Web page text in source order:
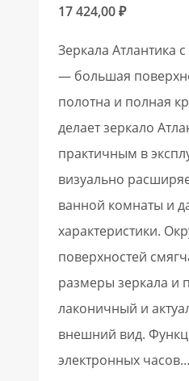
17 424,00₽
Зеркала Атлантика
— большая
полотна и полная
делает зеркало
практичным в
визуально
ванной комнаты и
характеристики.
поверхностей
размеры зеркала и
лаконичный и
внешний вид.
электронных часов…